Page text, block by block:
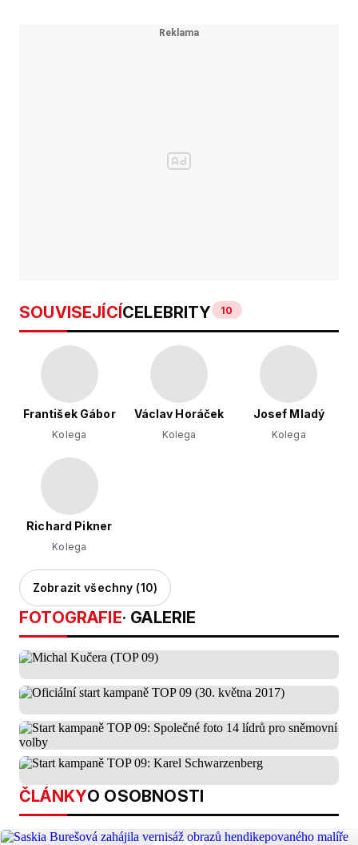
SOUVISEJÍCÍCELEBRITY 10
František Gábor
Kolega
Václav Horáček
Kolega
Josef Mladý
Kolega
Richard Pikner
Kolega
Zobrazit všechny (10)
FOTOGRAFIE· GALERIE
ČLÁNKYO OSOBNOSTI